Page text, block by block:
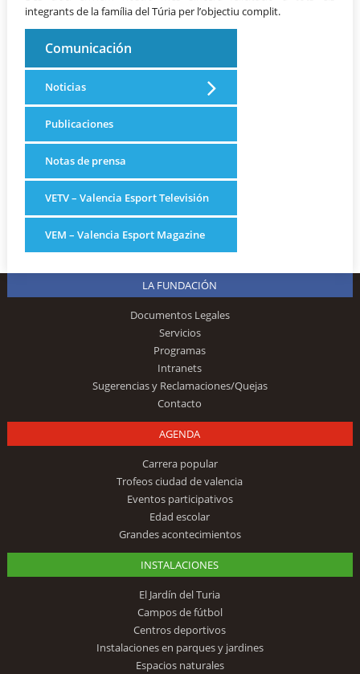
integrants de la família del Túria per l’objectiu complit.
Comunicación
Noticias
Publicaciones
Notas de prensa
VETV – Valencia Esport Televisión
VEM – Valencia Esport Magazine
LA FUNDACIÓN
Documentos Legales
Servicios
Programas
Intranets
Sugerencias y Reclamaciones/Quejas
Contacto
AGENDA
Carrera popular
Trofeos ciudad de valencia
Eventos participativos
Edad escolar
Grandes acontecimientos
INSTALACIONES
El Jardín del Turia
Campos de fútbol
Centros deportivos
Instalaciones en parques y jardines
Espacios naturales